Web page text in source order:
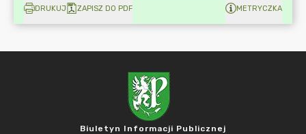
DRUKUJ ZAPISZ DO PDF METRYCZKA
Biuletyn Informacji Publicznej